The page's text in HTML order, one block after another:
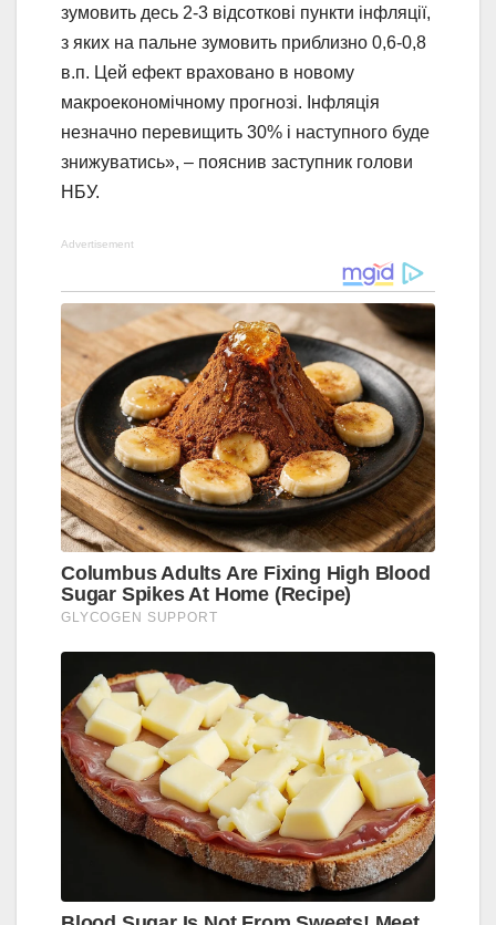
зумовить десь 2-3 відсоткові пункти інфляції,
з яких на пальне зумовить приблизно 0,6-0,8
в.п. Цей ефект враховано в новому
макроекономічному прогнозі. Інфляція
незначно перевищить 30% і наступного буде
знижуватись», – пояснив заступник голови
НБУ.
Advertisement